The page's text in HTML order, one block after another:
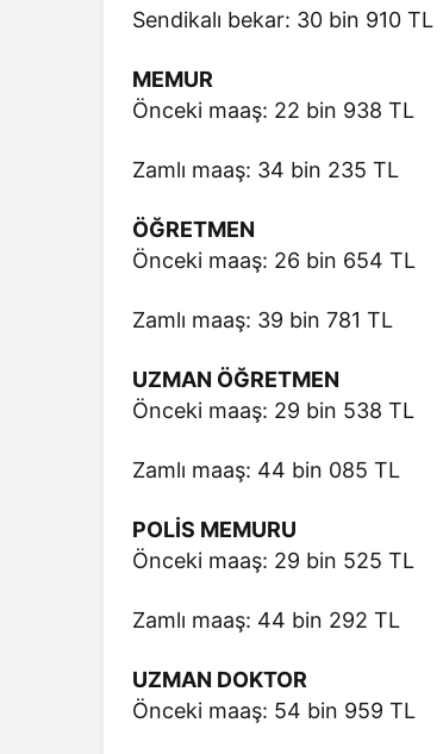
Sendikalı bekar: 30 bin 910 TL
MEMUR
Önceki maaş: 22 bin 938 TL
Zamlı maaş: 34 bin 235 TL
ÖĞRETMEN
Önceki maaş: 26 bin 654 TL
Zamlı maaş: 39 bin 781 TL
UZMAN ÖĞRETMEN
Önceki maaş: 29 bin 538 TL
Zamlı maaş: 44 bin 085 TL
POLİS MEMURU
Önceki maaş: 29 bin 525 TL
Zamlı maaş: 44 bin 292 TL
UZMAN DOKTOR
Önceki maaş: 54 bin 959 TL